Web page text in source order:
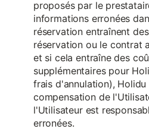
proposés par le
informations erronées
réservation entraînent
réservation ou le contrat
et si cela entraîne des
supplémentaires pour
frais d'annulation),
compensation de
l'Utilisateur est
erronées.